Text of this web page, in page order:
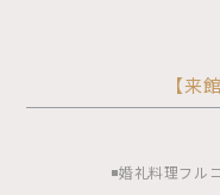
【来
◾️婚礼料理フル